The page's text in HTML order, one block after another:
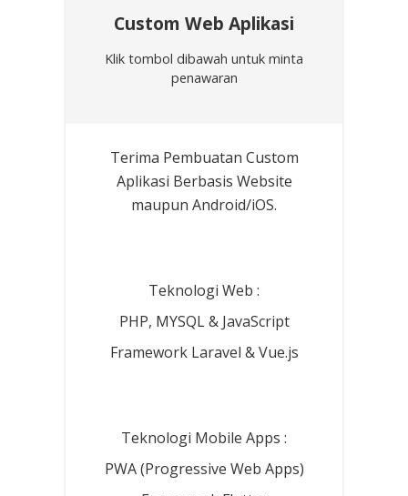
Custom Web Aplikasi
Klik tombol dibawah untuk minta
penawaran
Terima Pembuatan Custom
Aplikasi Berbasis Website
maupun Android/iOS.
Teknologi Web :
PHP, MYSQL & JavaScript
Framework Laravel & Vue.js
Teknologi Mobile Apps :
PWA (Progressive Web Apps)